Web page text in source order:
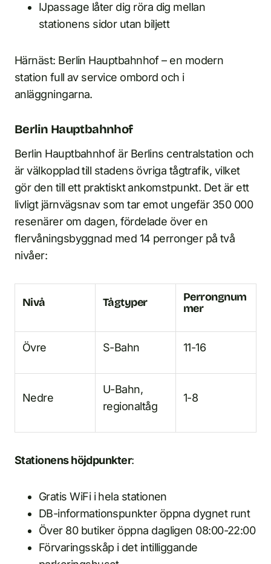
IJpassage låter dig röra dig mellan
stationens sidor utan biljett
Härnäst: Berlin Hauptbahnhof – en modern
station full av service ombord och i
anläggningarna.
Berlin Hauptbahnhof
Berlin Hauptbahnhof är Berlins centralstation och
är välkopplad till stadens övriga tågtrafik, vilket
gör den till ett praktiskt ankomstpunkt. Det är ett
livligt järnvägsnav som tar emot ungefär 350 000
resenärer om dagen, fördelade över en
flervåningsbyggnad med 14 perronger på två
nivåer:
Nivå Tågtyper
Perrongnum
mer
Övre S-Bahn 11-16
Nedre
U-Bahn,
regionaltåg
1-8
Stationens höjdpunkter:
Gratis WiFi i hela stationen
DB-informationspunkter öppna dygnet runt
Över 80 butiker öppna dagligen 08:00-22:00
Förvaringsskåp i det intilliggande